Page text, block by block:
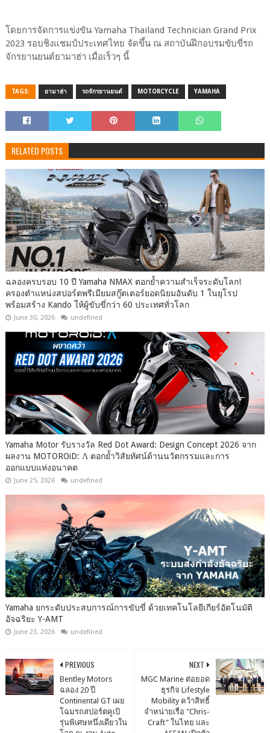
โดยการจัดการแข่งขัน Yamaha Thailand Technician Grand Prix
2023 รอบชิงแชมป์ประเทศไทย จัดขึ้น ณ สถาบันฝึกอบรมขับขี่รถ
จักรยานยนต์ยามาฮ่า เมื่อเร็วๆ นี้
TAGS: ยามาฮ่า รถจักรยานยนต์ MOTORCYCLE YAMAHA
RELATED POSTS
ฉลองครบรอบ 10 ปี Yamaha NMAX ตอกย้ำความสำเร็จระดับโลก!
ครองตำแหน่งสปอร์ตพรีเมียมสกู๊ตเตอร์ยอดนิยมอันดับ 1 ในยุโรป
พร้อมสร้าง Kando ให้ผู้ขับขี่กว่า 60 ประเทศทั่วโลก
June 30, 2026 undefined
Yamaha Motor รับรางวัล Red Dot Award: Design Concept 2026 จาก
ผลงาน MOTOROiD: Λ ตอกย้ำวิสัยทัศน์ด้านนวัตกรรมและการ
ออกแบบแห่งอนาคต
June 25, 2026 undefined
Yamaha ยกระดับประสบการณ์การขับขี่ ด้วยเทคโนโลยีเกียร์อัตโนมัติ
อัจฉริยะ Y-AMT
June 23, 2026 undefined
NEXT
MGC Marine ต่อยอด
ธุรกิจ Lifestyle
Mobility คว้าสิทธิ์
จำหน่ายเรือ "Chris-
Craft" ในไทย และ
PREVIOUS
Bentley Motors
ฉลอง 20 ปี
Continental GT เผย
โฉมรถสปอร์ตคูเป้
รุ่นพิเศษหนึ่งเดียวใน